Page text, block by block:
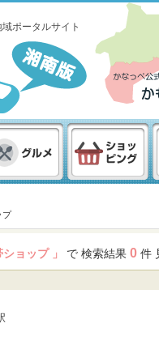
ポータルサイト
プ
ョップ 」 で 検索結果 0 件